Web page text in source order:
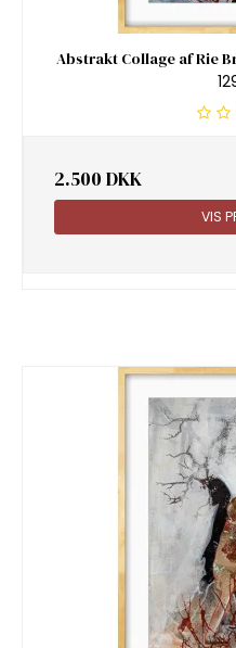
Abstrakt Collage af Rie
2.500 DKK
VIS